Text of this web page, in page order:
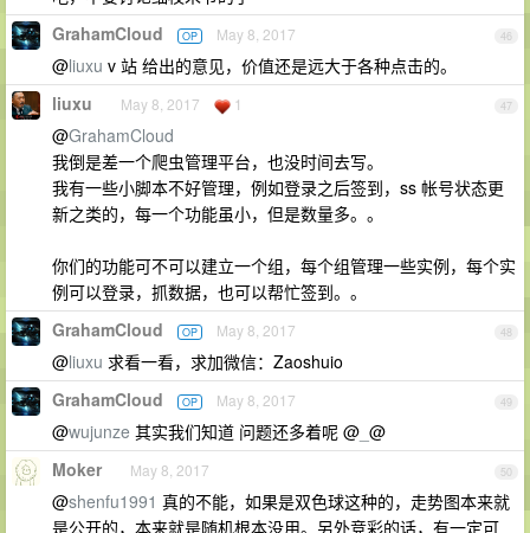
46
GrahamCloud OP May 8, 2017
@liuxu v 站 给出的意见，价值还是远大于各种点击的。
47
liuxu May 8, 2017 1
@GrahamCloud
我倒是差一个爬虫管理平台，也没时间去写。
我有一些小脚本不好管理，例如登录之后签到，ss 帐号状态更
新之类的，每一个功能虽小，但是数量多。。
你们的功能可不可以建立一个组，每个组管理一些实例，每个实
例可以登录，抓数据，也可以帮忙签到。。
48
GrahamCloud OP May 8, 2017
@liuxu 求看一看，求加微信：Zaoshuio
49
GrahamCloud OP May 8, 2017
@wujunze 其实我们知道 问题还多着呢 @ @
50
Moker May 8, 2017
@shenfu1991 真的不能，如果是双色球这种的，走势图本来就
是公开的，本来就是随机根本没用。另外竞彩的话，有一定可